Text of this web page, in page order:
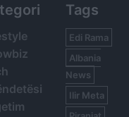
Tags
Edi Rama
Albania
News
Ilir Meta